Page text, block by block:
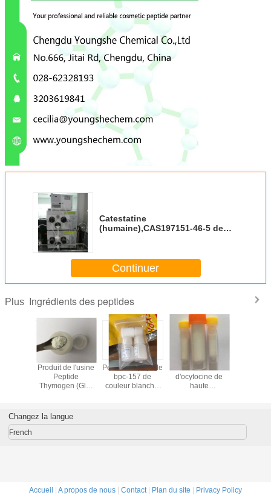
Catestatine
(humaine),CAS197151-46-5 de
Continuer
Plus Ingrédients des peptides
Produit de l'usine
Peptide
Thymogen (Glu-
Pentadecapeptide
bpc-157 de
couleur blanche,
Acétate
d'ocytocine de
haute
synthétique de
Changez la langue
French
Accueil A propos de nous Contact| Plan du site Privacy Policy